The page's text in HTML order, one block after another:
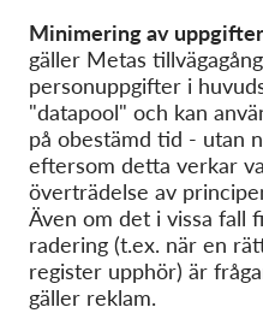
Minimering av
gäller Metas
personuppgifter i
"datapool" och kan
på obestämd tid - utan
eftersom detta verkar
överträdelse av
Även om det i vissa fall
radering (t.ex. när en
register upphör) är
gäller reklam.